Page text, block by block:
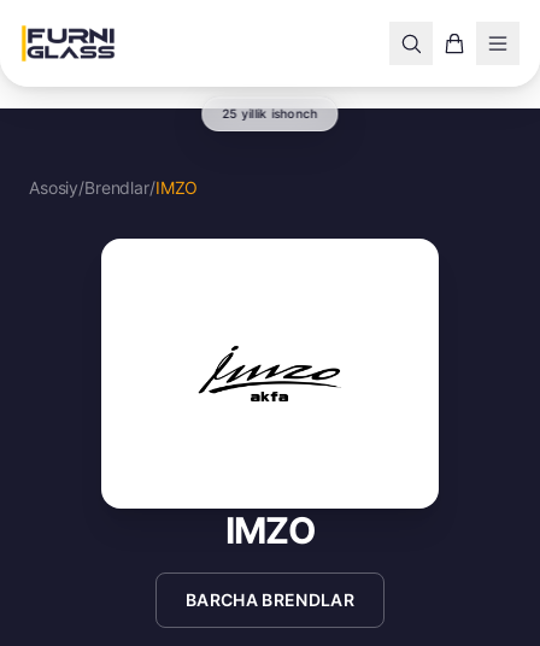
25 yillik ishonch
Asosiy/Brendlar/IMZO
IMZO
BARCHA BRENDLAR